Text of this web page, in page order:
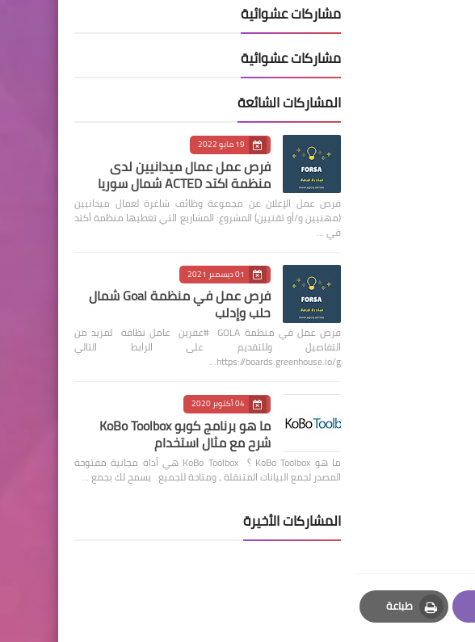
طباعة
Print
مشاركات عشوائية
مشاركات عشوائية
المشاركات الشائعة
19 مايو 2022
فرص عمل عمال ميدانيين لدى
منظمة اكتد ACTED شمال سوريا
فرص عمل الإعلان عن مجموعة وظائف شاغرة لعمال ميدانيين
(مهنيين و/أو تقنيين) المشروع: المشاريع التي تغطيها منظمة أكتد
في …
01 ديسمبر 2021
فرص عمل في منظمة Goal شمال
حلب وإدلب
فرص عمل في منظمة GOLA #عفرين عامل نظافة لمزيد من
التفاصيل وللتقديم على الرابط التالي
https://boards.greenhouse.io/g…
04 أكتوبر 2020
ما هو برنامج كوبو KoBo Toolbox
شرح مع مثال استخدام
ما هو KoBo Toolbox ؟ KoBo Toolbox هي أداة مجانية مفتوحة
المصدر لجمع البيانات المتنقلة ، ومتاحة للجميع. يسمح لك بجمع …
المشاركات الأخيرة